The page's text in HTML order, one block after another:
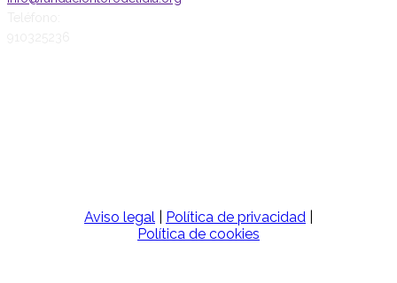
Aviso legal Política de privacidad
Política de cookies